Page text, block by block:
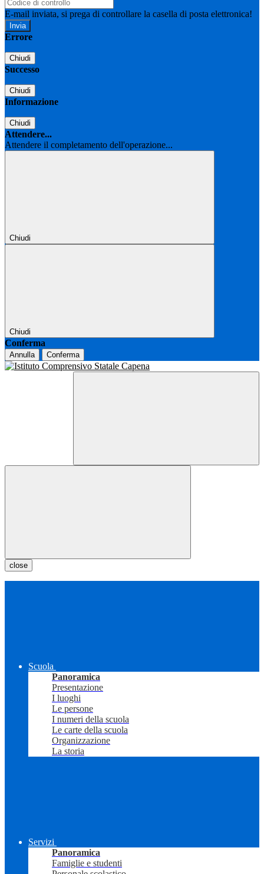
E-mail inviata, si prega di controllare la casella di posta elettronica!
Errore
Chiudi
Successo
Chiudi
Informazione
Chiudi
Attendere...
Attendere il completamento dell'operazione...
Chiudi
Chiudi
Conferma
Annulla Conferma
close
Scuola
Panoramica
Presentazione
I luoghi
Le persone
I numeri della scuola
Le carte della scuola
Organizzazione
La storia
Servizi
Panoramica
Famiglie e studenti